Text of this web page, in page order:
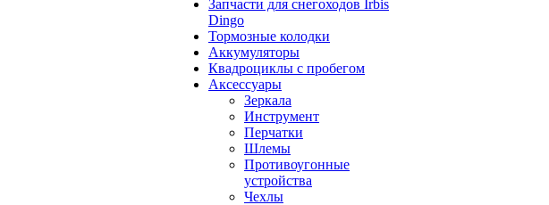
Запчасти для снегоходов Irbis
Dingo
Тормозные колодки
Аккумуляторы
Квадроциклы с пробегом
Аксессуары
Зеркала
Инструмент
Перчатки
Шлемы
Противоугонные
устройства
Чехлы